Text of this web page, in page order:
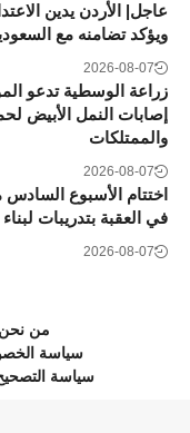
عاجل| الأردن يدين
ويؤكد تضامنه مع
2026-08-07
زراعة الوسطية تدعو
إصابات النمل الأبيض
والممتلكات
2026-08-07
اختتام الأسبوع
في العقبة بتدريبات
2026-08-07
من نحن
سياسة
سياسة